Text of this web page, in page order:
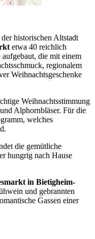
historischen Altstadt
etwa 40 reichlich
die mit einem
regionalem
Weihnachtsgeschenke
Weihnachtsstimmung
Alphornbläser. Für die
welches
die gemütliche
hungrig nach Hause
in Bietigheim-
und gebrannten
Gassen einer